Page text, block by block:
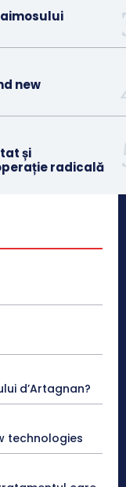
new
și
radicală
d’Artagnan?
technologies